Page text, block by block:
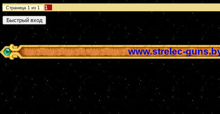
Страница 1 из 1 1
www.strelec-